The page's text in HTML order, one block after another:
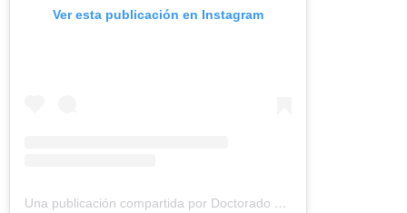
Ver esta publicación en Instagram
Una publicación compartida por Doctorado Cs. Agroalimentarias (@doccsagroalimentarias)